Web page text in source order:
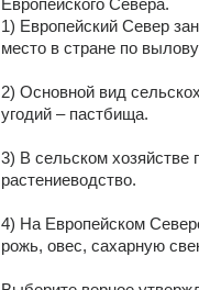
Европейского Севера.
1) Европейский Север
место в стране по
2) Основной вид
угодий – пастбища.
3) В сельском хозяйстве
растениеводство.
4) На Европейском
рожь, овес, сахарную